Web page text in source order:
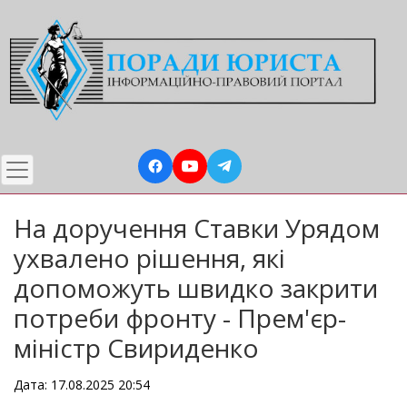
до
основного
вмісту
На доручення Ставки Урядом
ухвалено рішення, які
допоможуть швидко закрити
потреби фронту - Прем'єр-
міністр Свириденко
Дата: 17.08.2025 20:54